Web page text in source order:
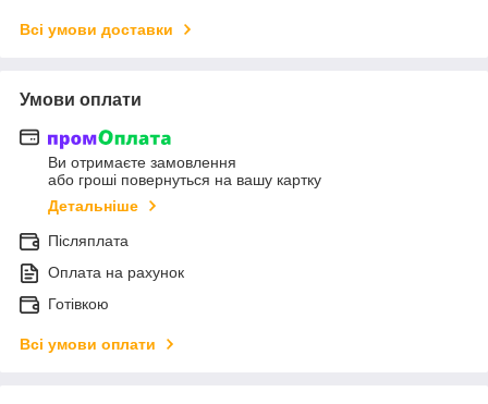
Всі умови доставки
Умови оплати
Ви отримаєте замовлення
або гроші повернуться на вашу картку
Детальніше
Післяплата
Оплата на рахунок
Готівкою
Всі умови оплати